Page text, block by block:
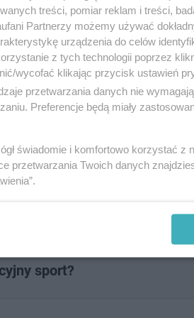
wybierają starsze
Emeryci ulegają
odwiedzają seniorów
Pamiętajmy też o tym, że każdy
W razie
sport?
treści, pomiar reklam i treści,
Partnerzy możemy używać
urządzenia do celów
z tych technologii poprzez
wycofać klikając przycisk ustawień
przetwarzania danych nie
Preferencje będą miały
świadomie i komfortowo korzystać z
przetwarzania Twoich danych